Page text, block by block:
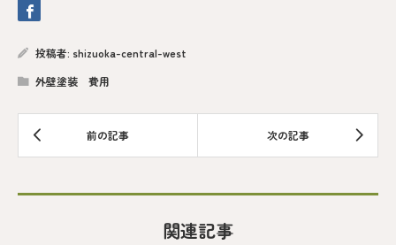
投稿者: shizuoka-central-west
外壁塗装 費用
関連記事